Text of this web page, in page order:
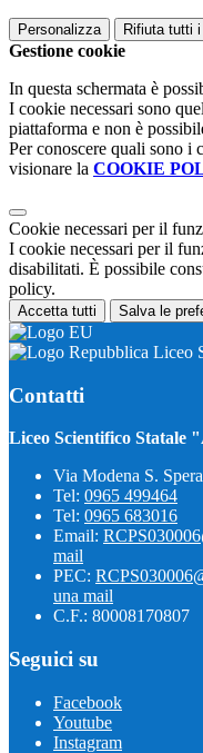
Personalizza Rifiuta tutti i
Gestione cookie
In questa schermata è
I cookie necessari sono
piattaforma e non è
Per conoscere quali sono i
visionare la COOKIE
Cookie necessari per il
I cookie necessari per il
disabilitati. È possibile
policy.
Accetta tutti Salva le
Liceo
Contatti
Liceo Scientifico Statale
Via Modena S.
Tel: 0965 499464
Tel: 0965 683016
Email:
mail
PEC:
una mail
C.F.: 80008170807
Seguici su
Facebook
Youtube
Instagram